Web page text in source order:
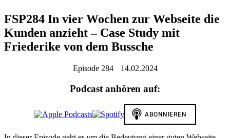
FSP284 In vier Wochen zur Webseite die
Kunden anzieht – Case Study mit
Friederike von dem Bussche
Episode 284 14.02.2024
Podcast anhören auf: